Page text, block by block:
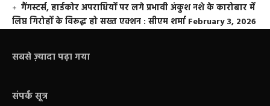
गैंगस्टर्स, हार्डकोर अपराधियों पर लगे प्रभावी अंकुश नशे के कारोबार में
लिप्त गिरोहों के विरूद्ध हो सख्त एक्शन : सीएम शर्मा February 3, 2026
सबसे ज़्यादा पढ़ा गया
संपर्क सूत्र